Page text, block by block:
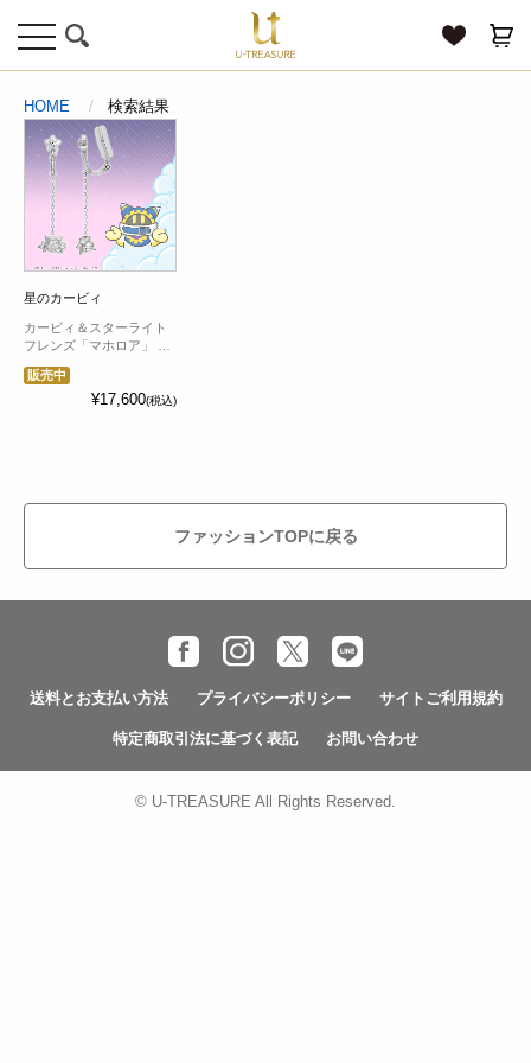
toggle
navigation
HOME 検索結果
星のカービィ
カービィ＆スターライト
フレンズ「マホロア」 イ
販売中
¥17,600(税込)
ファッションTOPに戻る
送料とお支払い方法 プライバシーポリシー サイトご利用規約
特定商取引法に基づく表記 お問い合わせ
© U-TREASURE All Rights Reserved.